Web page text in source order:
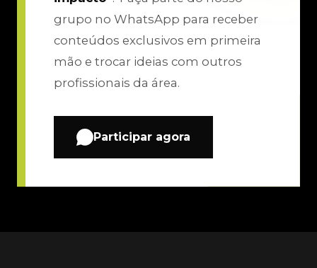
grupo no WhatsApp para receber
conteúdos exclusivos em primeira
mão e trocar ideias com outros
profissionais da área.
Participar agora